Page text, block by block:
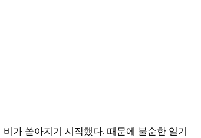
가 쏟아지기 시작했다. 때문에 불순한 일기